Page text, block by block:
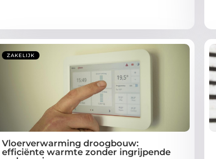
ZAKELIJK
Vloerverwarming droogbouw:
efficiënte warmte zonder ingrijpende